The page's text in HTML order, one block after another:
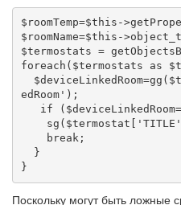
$roomTemp=$this-
$roomName=$this-
$termostats =
foreach($termostats as
edRoom');
}
Поскольку могут быть ложные